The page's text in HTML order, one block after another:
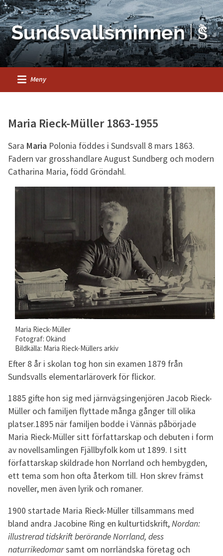
Meny
Maria Rieck-Müller 1863-1955
Sara Maria Polonia föddes i Sundsvall 8 mars 1863.
Fadern var grosshandlare August Sundberg och modern
Catharina Maria, född Gröndahl.
Maria Rieck-Müller
Fotograf: Okänd
Bildkälla: Maria Rieck-Müllers arkiv
Efter 8 år i skolan tog hon sin examen 1879 från
Sundsvalls elementarläroverk för flickor.
1885 gifte hon sig med järnvägsingenjören Jacob Rieck-
Müller och familjen flyttade många gånger till olika
platser.1895 när familjen bodde i Vännäs påbörjade
Maria Rieck-Müller sitt författarskap och debuten i form
av novellsamlingen Fjällbyfolk kom ut 1899. I sitt
författarskap skildrade hon Norrland och hembygden,
ett tema som hon ofta återkom till. Hon skrev främst
noveller, men även lyrik och romaner.
1900 startade Maria Rieck-Müller tillsammans med
bland andra Jacobine Ring en kulturtidskrift,Nordan:
illustrerad tidskrift berörande Norrland, dess
naturrikedomarsamt om norrländska företag och